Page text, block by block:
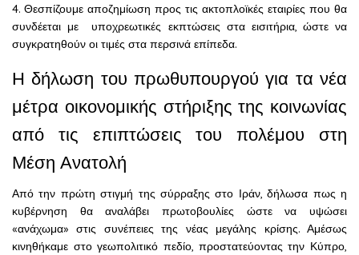
4. Θεσπίζουμε αποζημίωση προς τις ακτοπλοϊκές εταιρίες που θα
συνδέεται με υποχρεωτικές εκπτώσεις στα εισιτήρια, ώστε να
συγκρατηθούν οι τιμές στα περσινά επίπεδα.
Η δήλωση του πρωθυπουργού για τα νέα
μέτρα οικονομικής στήριξης της κοινωνίας
από τις επιπτώσεις του πολέμου στη
Μέση Ανατολή
Από την πρώτη στιγμή της σύρραξης στο Ιράν, δήλωσα πως η
κυβέρνηση θα αναλάβει πρωτοβουλίες ώστε να υψώσει
«ανάχωμα» στις συνέπειες της νέας μεγάλης κρίσης. Αμέσως
κινηθήκαμε στο γεωπολιτικό πεδίο, προστατεύοντας την Κύπρο,